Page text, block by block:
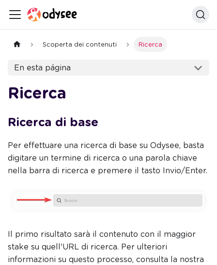
Scoperta dei contenuti Ricerca
En esta página
Ricerca
Ricerca di base
Per effettuare una ricerca di base su Odysee, basta
digitare un termine di ricerca o una parola chiave
nella barra di ricerca e premere il tasto Invio/Enter.
Il primo risultato sarà il contenuto con il maggior
stake su quell'URL di ricerca. Per ulteriori
informazioni su questo processo, consulta la nostra